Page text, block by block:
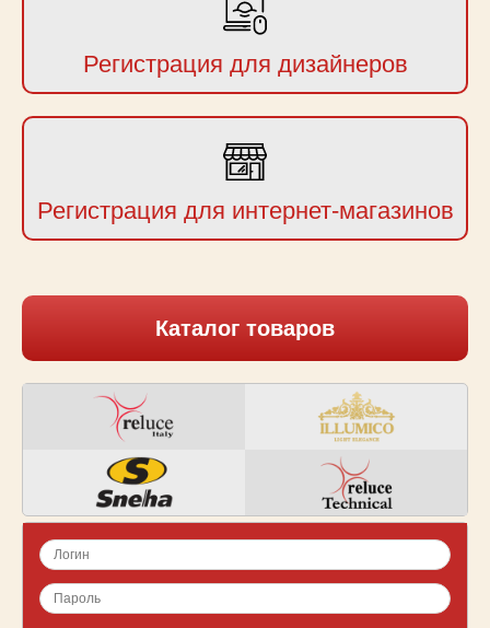
Регистрация для дизайнеров
Регистрация для интернет-магазинов
Каталог товаров